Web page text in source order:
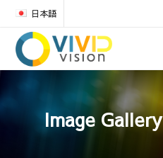
日本語
Image Gallery